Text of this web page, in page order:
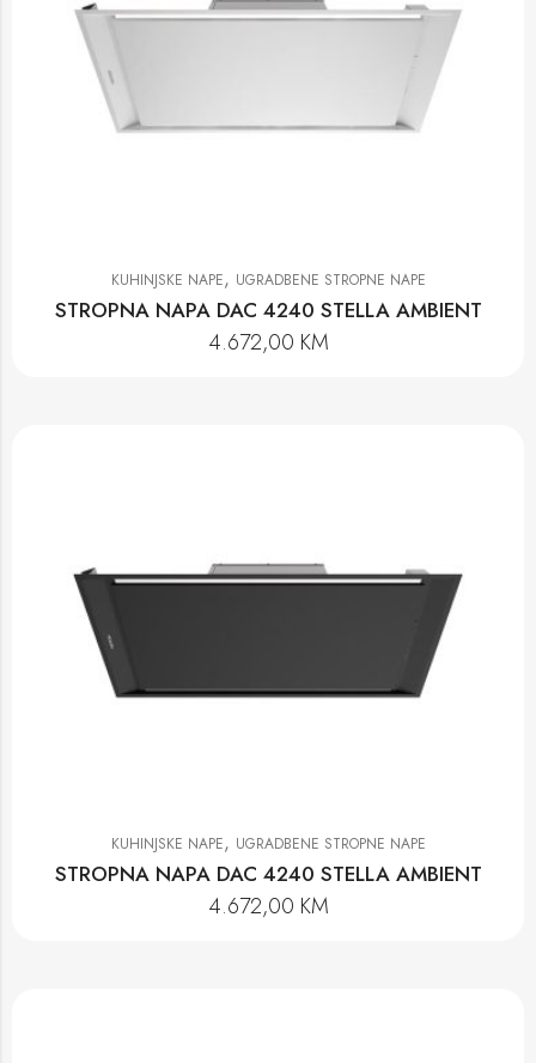
KUHINJSKE NAPE, UGRADBENE STROPNE NAPE
STROPNA NAPA DAC 4240 STELLA AMBIENT
4.672,00 KM
KUHINJSKE NAPE, UGRADBENE STROPNE NAPE
STROPNA NAPA DAC 4240 STELLA AMBIENT
4.672,00 KM